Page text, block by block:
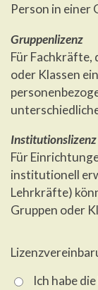
Person in einer
Gruppenlizenz
Für Fachkräfte,
oder Klassen
Institutionslizenz
Für
institutionell
Lehrkräfte)
Gruppen oder
Ich habe